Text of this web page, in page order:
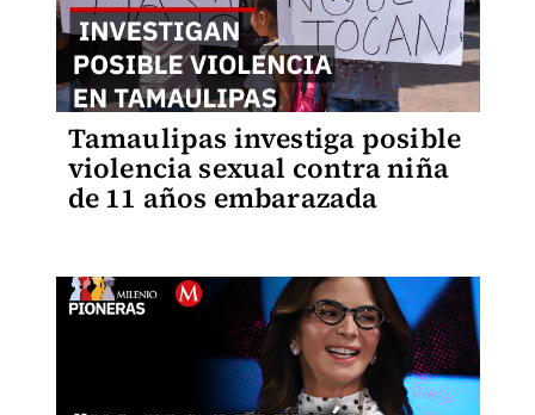
Tamaulipas investiga posible
violencia sexual contra niña
de 11 años embarazada